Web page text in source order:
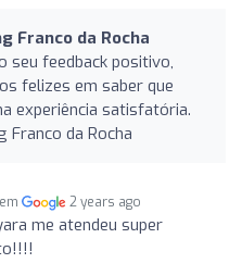
Franco da Rocha
seu feedback positivo,
felizes em saber que
experiência satisfatória.
Franco da Rocha
2 years ago
me atendeu super